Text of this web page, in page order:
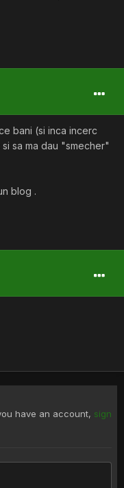
bani (si inca incerc
sa ma dau "smecher"
blog .
have an account, sign